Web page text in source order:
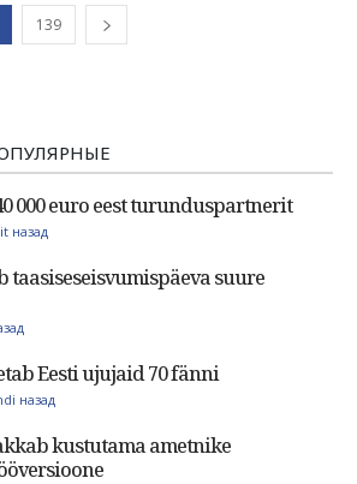
139
000 euro eest turunduspartnerit
назад
suure
Eesti ujujaid 70 fänni
назад
kustutama ametnike